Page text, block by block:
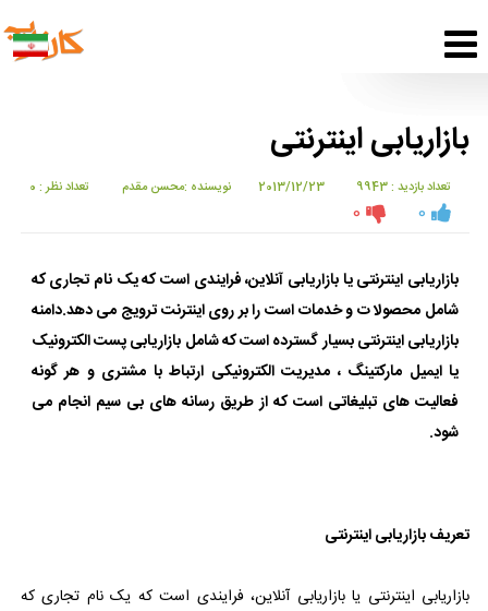
بازاریابی اینترنتی
تعداد بازدید : 9943 2013/12/23 نویسنده :محسن مقدم تعداد نظر : 0
0
0
بازاریابی اینترنتی یا بازاریابی آنلاین، فرایندی است که یک نام تجاری که
شامل محصولا ت و خدمات است را بر روی اینترنت ترویج می دهد.دامنه
بازاریابی اینترنتی بسیار گسترده است که شامل بازاریابی پست الکترونیک
یا ایمیل مارکتینگ ، مدیریت الکترونیکی ارتباط با مشتری و هر گونه
فعالیت های تبلیغاتی است که از طریق رسانه های بی سیم انجام می
شود.
تعریف بازاریابی اینترنتی
بازاریابی اینترنتی یا بازاریابی آنلاین، فرایندی است که یک نام تجاری که